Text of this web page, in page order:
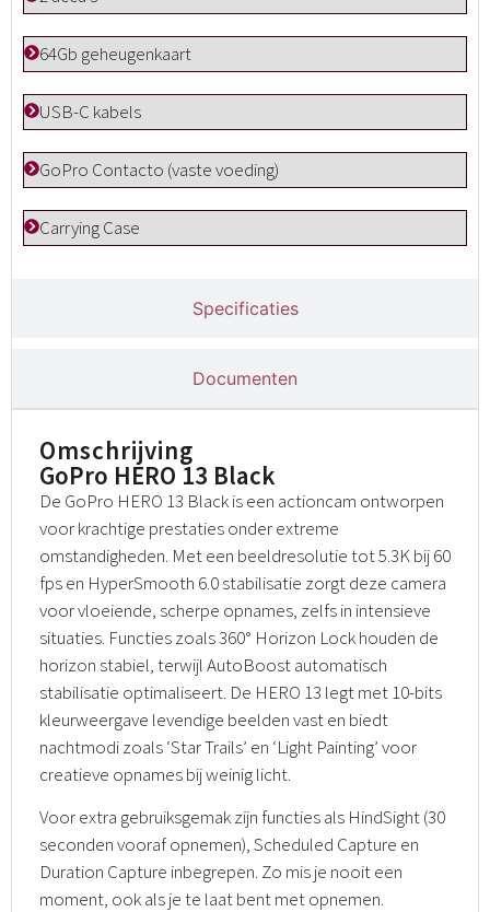
Omschrijving
GoPro HERO 13 Black
De GoPro HERO 13 Black is een actioncam ontworpen
voor krachtige prestaties onder extreme
omstandigheden. Met een beeldresolutie tot 5.3K bij 60
fps en HyperSmooth 6.0 stabilisatie zorgt deze camera
voor vloeiende, scherpe opnames, zelfs in intensieve
situaties. Functies zoals 360° Horizon Lock houden de
horizon stabiel, terwijl AutoBoost automatisch
stabilisatie optimaliseert. De HERO 13 legt met 10-bits
kleurweergave levendige beelden vast en biedt
nachtmodi zoals ‘Star Trails’ en ‘Light Painting’ voor
creatieve opnames bij weinig licht.
Voor extra gebruiksgemak zijn functies als HindSight (30
seconden vooraf opnemen), Scheduled Capture en
Duration Capture inbegrepen. Zo mis je nooit een
moment, ook als je te laat bent met opnemen.
Specificaties
Documenten
64Gb geheugenkaart
USB-C kabels
GoPro Contacto (vaste voeding)
Carrying Case